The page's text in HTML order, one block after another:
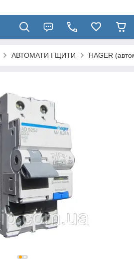
АВТОМАТИ І ЩИТИ HAGER